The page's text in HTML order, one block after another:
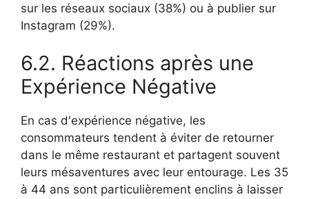
sur les réseaux sociaux (38%) ou à publier sur
Instagram (29%).
6.2. Réactions après une
Expérience Négative
En cas d'expérience négative, les
consommateurs tendent à éviter de retourner
dans le même restaurant et partagent souvent
leurs mésaventures avec leur entourage. Les 35
à 44 ans sont particulièrement enclins à laisser